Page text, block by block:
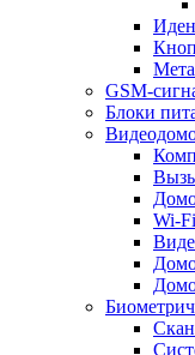
GSM-
Блоки
Wi-